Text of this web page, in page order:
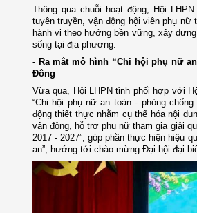
Thông qua chuỗi hoạt động, Hội
tuyên truyền, vận động hội viên phụ
hành vi theo hướng bền vững, xây
sống tại địa phương.
-Ra mắt mô hình “Chi hội phụ nữ
Đông
Vừa qua, Hội LHPN tỉnh phối hợp với
“Chi hội phụ nữ an toàn - phòng
động thiết thực nhằm cụ thể hóa nội
vận động, hỗ trợ phụ nữ tham gia giải
2017 - 2027”; góp phần thực hiện hiệu
an”, hướng tới chào mừng Đại hội đại